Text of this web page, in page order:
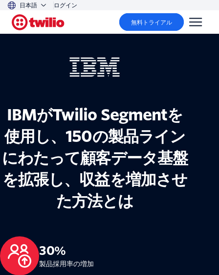
日本語 ログイン
無料トライアル
IBMがTwilio Segmentを
使用し、150の製品ライン
にわたって顧客データ基盤
を拡張し、収益を増加させ
た方法とは
30%
製品採用率の増加